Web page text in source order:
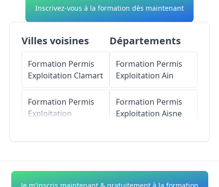
Inscrivez-vous à la formation dès maintenant
Villes voisines
Formation Permis
Exploitation Clamart
Formation Permis
Exploitation
Exploitation
Fontenay-aux-Roses
Départements
Formation Permis
Exploitation Ain
Formation Permis
Exploitation Aisne
Formation Permis
Je m'inscris maintenant & gratuitement à la formation